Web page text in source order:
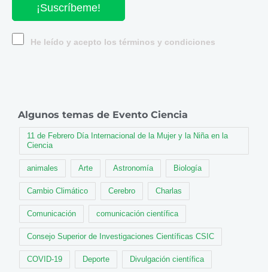
¡Suscríbeme!
He leído y acepto los términos y condiciones
Algunos temas de Evento Ciencia
11 de Febrero Día Internacional de la Mujer y la Niña en la
Ciencia
animales Arte Astronomía Biología
Cambio Climático Cerebro Charlas
Comunicación comunicación científica
Consejo Superior de Investigaciones Científicas CSIC
COVID-19 Deporte Divulgación científica